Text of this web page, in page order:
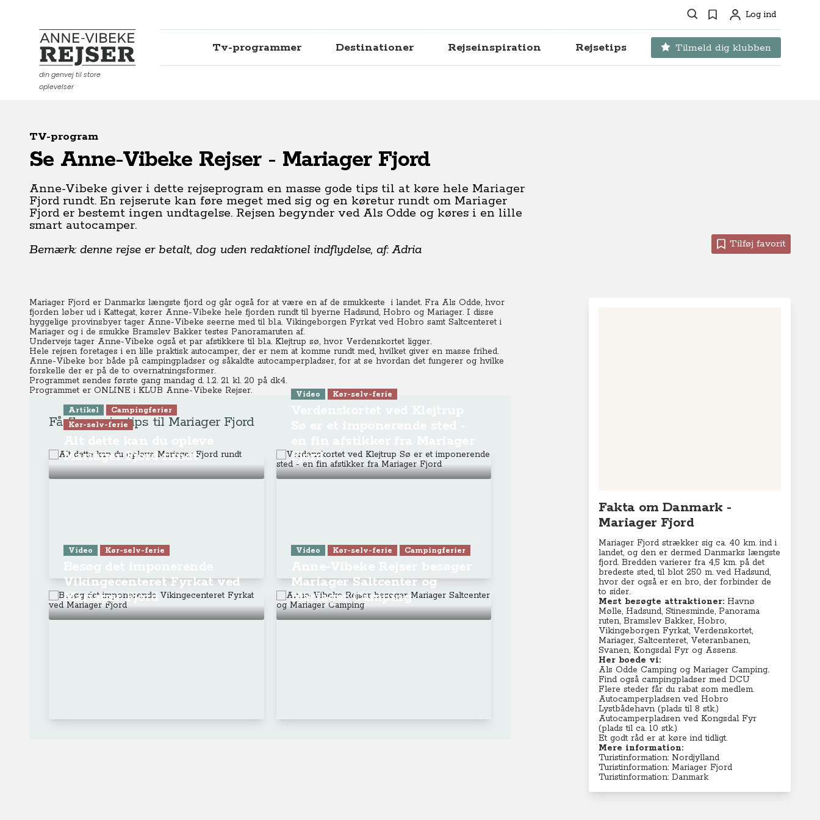
Søg Favoritter
ProfilLog ind
Anne-Vibeke Rejser
din genvej til store
oplevelser
Tv-programmer Destinationer Rejseinspiration Rejsetips Tilmeld dig klubben
TV-program
Se Anne-Vibeke Rejser - Mariager Fjord
Anne-Vibeke giver i dette rejseprogram en masse gode tips til at køre hele Mariager
Fjord rundt. En rejserute kan føre meget med sig og en køretur rundt om Mariager
Fjord er bestemt ingen undtagelse. Rejsen begynder ved Als Odde og køres i en lille
smart autocamper.
Bemærk: denne rejse er betalt, dog uden redaktionel indflydelse, af: Adria
Tilføj favorit
Mariager Fjord er Danmarks længste fjord og går også for at være en af de smukkeste i landet. Fra Als Odde, hvor
fjorden løber ud i Kattegat, kører Anne-Vibeke hele fjorden rundt til byerne Hadsund, Hobro og Mariager. I disse
hyggelige provinsbyer tager Anne-Vibeke seerne med til bl.a. Vikingeborgen Fyrkat ved Hobro samt Saltcenteret i
Mariager og i de smukke Bramslev Bakker testes Panoramaruten af.
Undervejs tager Anne-Vibeke også et par afstikkere til bl.a. Klejtrup sø, hvor Verdenskortet ligger.
Hele rejsen foretages i en lille praktisk autocamper, der er nem at komme rundt med, hvilket giver en masse frihed.
Anne-Vibeke bor både på campingpladser og såkaldte autocamperpladser, for at se hvordan det fungerer og hvilke
forskelle der er på de to overnatningsformer.
Programmet sendes første gang mandag d. 1.2. 21 kl. 20 på dk4.
Programmet er ONLINE i KLUB Anne-Vibeke Rejser.
Få flere rejsetips til Mariager Fjord
Artikel
Campingferier
Kør-selv-ferie
Mariager Fjord rundt
Video Kør-selv-ferie
Fjord
Video Kør-selv-ferie
Vikingecenteret Fyrkat ved
Mariager Fjord
Video Kør-selv-ferie Campingferier
Mariager Saltcenter og
Mariager Camping
Fakta om Danmark -
Mariager Fjord
Mariager Fjord strækker sig ca. 40 km. ind i
landet, og den er dermed Danmarks længste
fjord. Bredden varierer fra 4,5 km. på det
bredeste sted, til blot 250 m. ved Hadsund,
hvor der også er en bro, der forbinder de
to sider.
Mest besøgte attraktioner: Havnø
Mølle, Hadsund, Stinesminde, Panorama
ruten, Bramslev Bakker, Hobro,
Vikingeborgen Fyrkat, Verdenskortet,
Mariager, Saltcenteret, Veteranbanen,
Svanen, Kongsdal Fyr og Assens.
Her boede vi:
Als Odde Camping og Mariager Camping.
Find også campingpladser med DCU
Flere steder får du rabat som medlem.
Autocamperpladsen ved Hobro
Lystbådehavn (plads til 8 stk.)
Autocamperpladsen ved Kongsdal Fyr
(plads til ca. 10 stk.)
Et godt råd er at køre ind tidligt.
Mere information:
Turistinformation: Nordjylland
Turistinformation: Mariager Fjord
Turistinformation: Danmark